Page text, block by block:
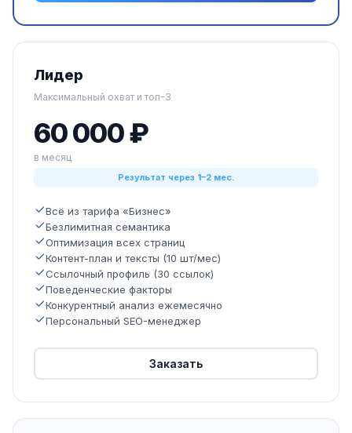
Лидер
Максимальный охват и топ-3
60 000 ₽
в месяц
Результат через 1–2 мес.
Всё из тарифа «Бизнес»
Безлимитная семантика
Оптимизация всех страниц
Контент-план и тексты (10 шт/мес)
Ссылочный профиль (30 ссылок)
Поведенческие факторы
Конкурентный анализ ежемесячно
Персональный SEO-менеджер
Заказать